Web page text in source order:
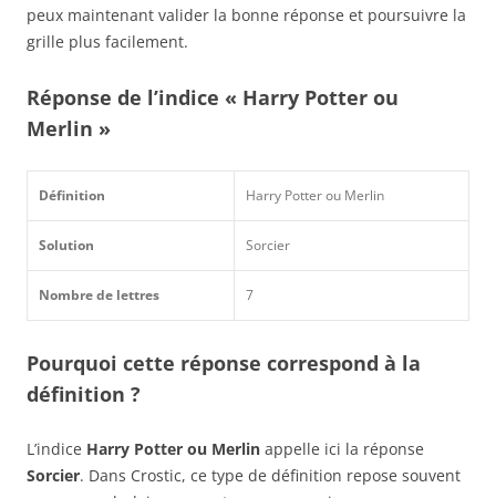
peux maintenant valider la bonne réponse et poursuivre la
grille plus facilement.
Réponse de l’indice « Harry Potter ou
Merlin »
Définition Harry Potter ou Merlin
Solution Sorcier
Nombre de lettres 7
Pourquoi cette réponse correspond à la
définition ?
L’indice Harry Potter ou Merlin appelle ici la réponse
Sorcier. Dans Crostic, ce type de définition repose souvent